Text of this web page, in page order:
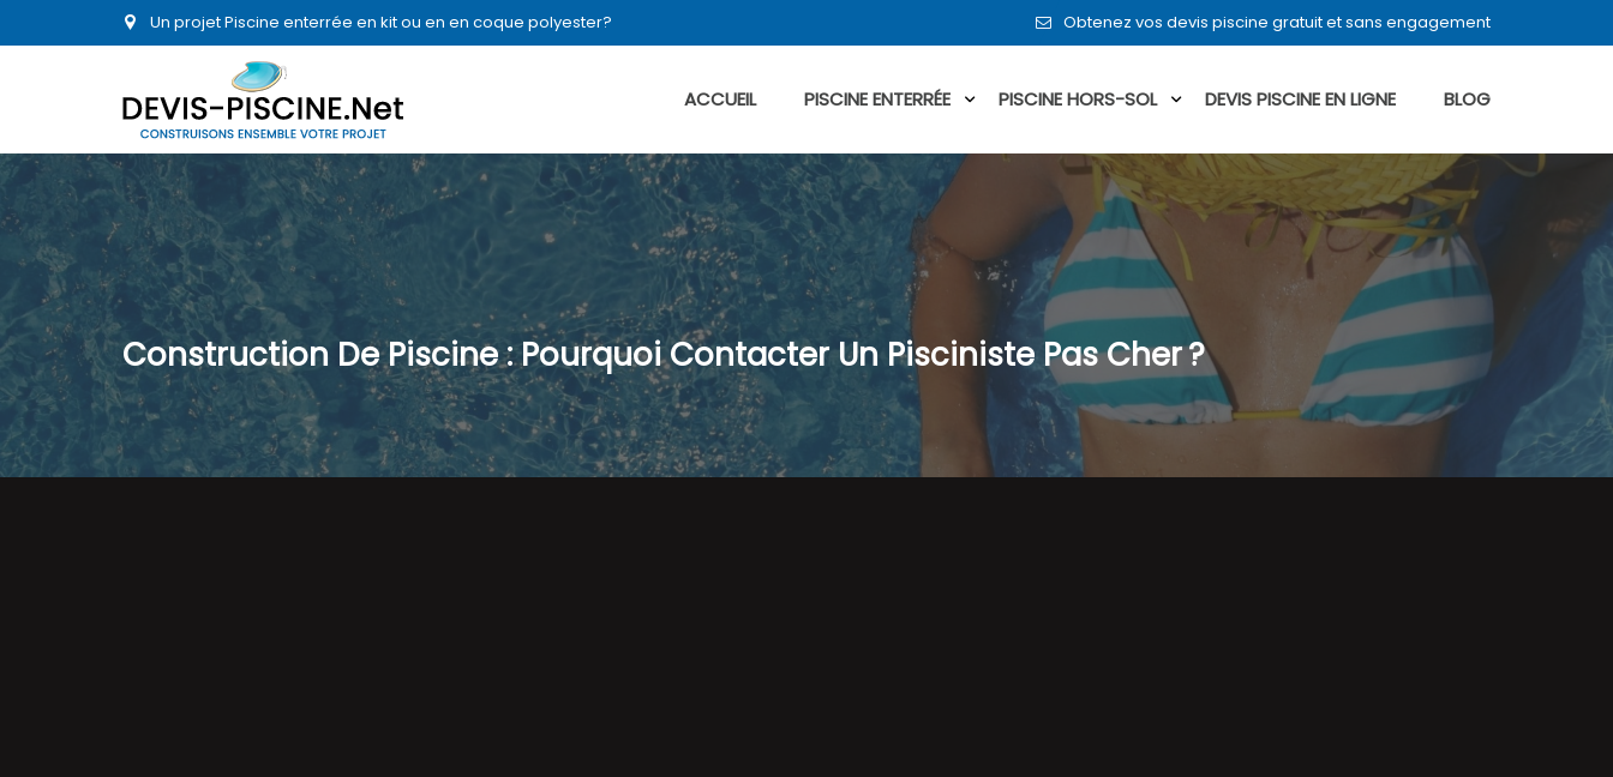
Un projet Piscine enterrée en kit ou en en coque polyester? Obtenez vos devis piscine gratuit et sans engagement
ACCUEIL PISCINE ENTERRÉE PISCINE HORS-SOL DEVIS PISCINE EN LIGNE BLOG
Construction De Piscine : Pourquoi Contacter Un Pisciniste Pas Cher ?